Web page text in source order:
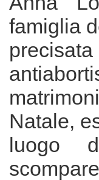
famiglia
Natale,
luogo